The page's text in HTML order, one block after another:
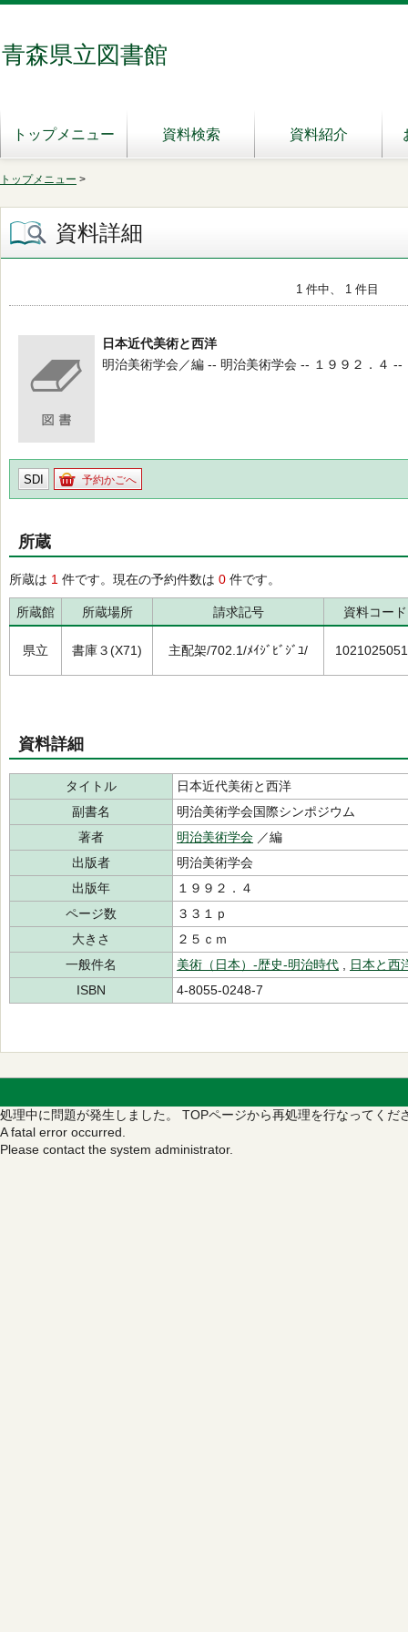
青森県立図書館
トップメニュー 資料検索 資料紹介
トップメニュー >
資料詳細
1 件中、 1 件目
日本近代美術と西洋
明治美術学会／編 -- 明治美術学会 -- １９９２．４ --
SDI 予約かごへ
所蔵
所蔵は 1 件です。現在の予約件数は 0 件です。
所蔵館 所蔵場所 請求記号 資料コード
県立 書庫３(X71) 主配架/702.1/ﾒｲｼﾞﾋﾞｼﾞﾕ/
資料詳細
タイトル
日本近代美術と西洋
副書名
明治美術学会国際シンポジウム
著者
明治美術学会 ／編
出版者
明治美術学会
出版年
１９９２．４
ページ数
３３１ｐ
大きさ
２５ｃｍ
一般件名
美術（日本）‐歴史‐明治時代
日本と西
ISBN
4-8055-0248-7
処理中に問題が発生しました。 TOPページから再処理を行なってくだ
A fatal error occurred.
Please contact the system administrator.